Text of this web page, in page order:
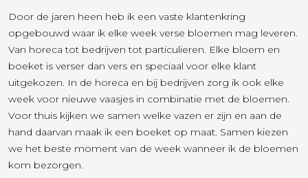
Door de jaren heen heb ik een vaste klantenkring
opgebouwd waar ik elke week verse bloemen mag leveren.
Van horeca tot bedrijven tot particulieren. Elke bloem en
boeket is verser dan vers en speciaal voor elke klant
uitgekozen. In de horeca en bij bedrijven zorg ik ook elke
week voor nieuwe vaasjes in combinatie met de bloemen.
Voor thuis kijken we samen welke vazen er zijn en aan de
hand daarvan maak ik een boeket op maat. Samen kiezen
we het beste moment van de week wanneer ik de bloemen
kom bezorgen.